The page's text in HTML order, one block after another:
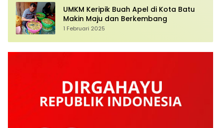
UMKM Keripik Buah Apel di Kota Batu
Makin Maju dan Berkembang
1 Februari 2025